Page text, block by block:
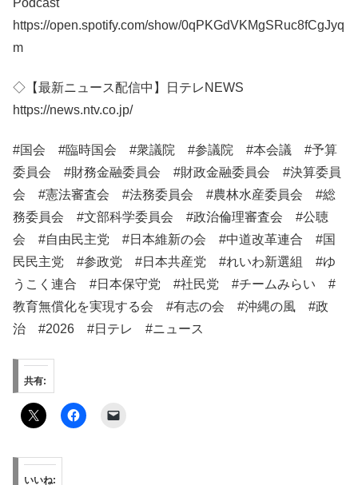
https://open.spotify.com/show/0qPKGdVKMgSRuc8fCgJyq
m
◇【最新ニュース配信中】日テレNEWS
https://news.ntv.co.jp/
#国会 #臨時国会 #衆議院 #参議院 #本会議 #予算
委員会 #財務金融委員会 #財政金融委員会 #決算委員
会 #憲法審査会 #法務委員会 #農林水産委員会 #総
務委員会 #文部科学委員会 #政治倫理審査会 #公聴
会 #自由民主党 #日本維新の会 #中道改革連合 #国
民民主党 #参政党 #日本共産党 #れいわ新選組 #ゆ
うこく連合 #日本保守党 #社民党 #チームみらい #
教育無償化を実現する会 #有志の会 #沖縄の風 #政
治 #2026 #日テレ​​ #ニュース​​
共有:
いいね: